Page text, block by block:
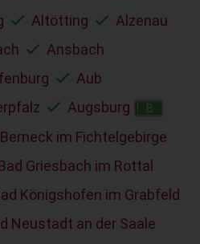
Altötting
Alzenau
Ansbach
Aub
Augsburg B
im Fichtelgebirge
Griesbach im Rottal
Königshofen im Grabfeld
Neustadt an der Saale